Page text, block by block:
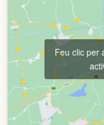
Feu clic per